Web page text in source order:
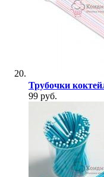
Трубочки
99 руб.